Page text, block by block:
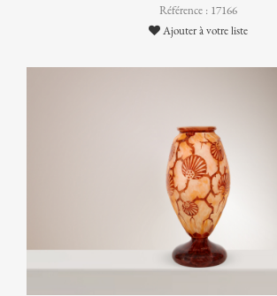
Référence : 17166
Ajouter à votre liste